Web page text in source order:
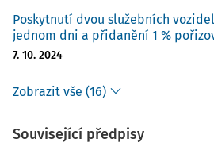
Poskytnutí dvou služebních
jednom dni a přidanění 1 %
7. 10. 2024
Zobrazit vše (16)
Související předpisy